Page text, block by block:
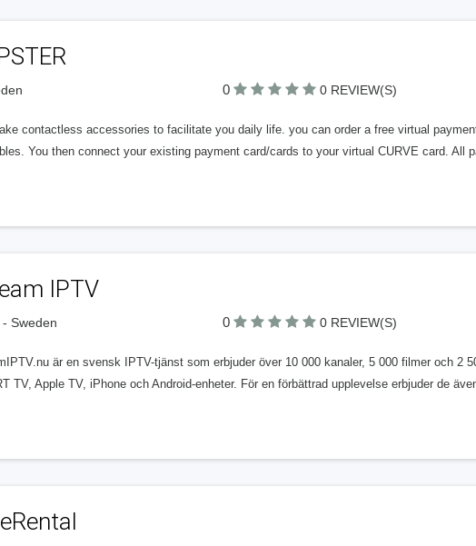
0 0 REVIEW(S)
contactless accessories to facilitate you daily life. you can order a free virtual
You then connect your existing payment card/cards to your virtual CURVE card. All
IPTV
- Sweden 0 0 REVIEW(S)
är en svensk IPTV-tjänst som erbjuder över 10 000 kanaler, 5 000 filmer och 2
TV, Apple TV, iPhone och Android-enheter. För en förbättrad upplevelse erbjuder de